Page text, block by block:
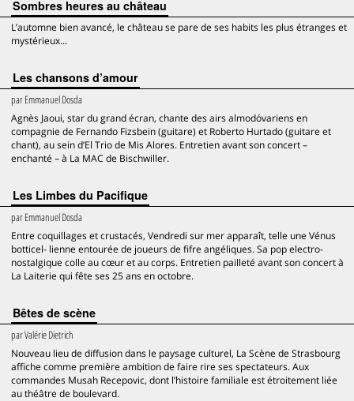
Sombres heures au château
L’automne bien avancé, le château se pare de ses habits les plus étranges et
mystérieux...
Les chansons d’amour
parEmmanuel Dosda
Agnès Jaoui, star du grand écran, chante des airs almodóvariens en
compagnie de Fernando Fizsbein (guitare) et Roberto Hurtado (guitare et
chant), au sein d’El Trio de Mis Alores. Entretien avant son concert –
enchanté – à La MAC de Bischwiller.
Les Limbes du Pacifique
parEmmanuel Dosda
Entre coquillages et crustacés, Vendredi sur mer apparaît, telle une Vénus
botticel- lienne entourée de joueurs de fifre angéliques. Sa pop electro-
nostalgique colle au cœur et au corps. Entretien pailleté avant son concert à
La Laiterie qui fête ses 25 ans en octobre.
Bêtes de scène
parValérie Dietrich
Nouveau lieu de diffusion dans le paysage culturel, La Scène de Strasbourg
affiche comme première ambition de faire rire ses spectateurs. Aux
commandes Musah Recepovic, dont l’histoire familiale est étroitement liée
au théâtre de boulevard.